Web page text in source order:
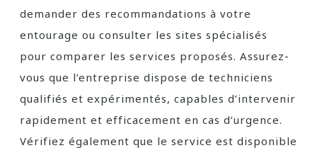
demander des recommandations à votre
entourage ou consulter les sites spécialisés
pour comparer les services proposés. Assurez-
vous que l’entreprise dispose de techniciens
qualifiés et expérimentés, capables d’intervenir
rapidement et efficacement en cas d’urgence.
Vérifiez également que le service est disponible